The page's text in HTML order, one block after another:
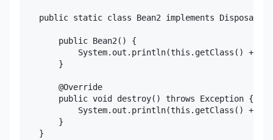
public static class Bean2 implements
public Bean2() {
System.out.println(this.getClass() + "
}
@Override
public void destroy() throws Exception {
System.out.println(this.getClass() + "
}
}